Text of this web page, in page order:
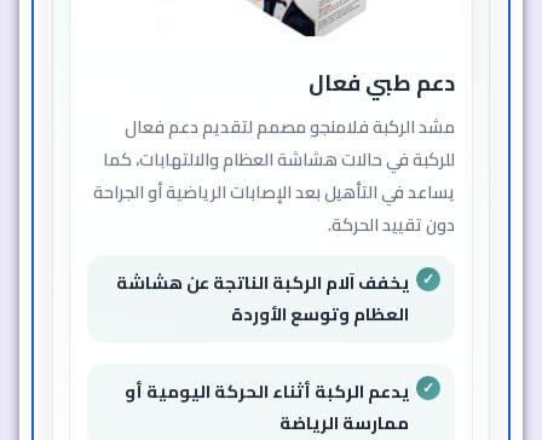
دعم طبي فعال
مشد الركبة فلامنجو مصمم لتقديم دعم فعال
للركبة في حالات هشاشة العظام والالتهابات، كما
يساعد في التأهيل بعد الإصابات الرياضية أو الجراحة
دون تقييد الحركة.
يخفف آلام الركبة الناتجة عن هشاشة
العظام وتوسع الأوردة
يدعم الركبة أثناء الحركة اليومية أو
ممارسة الرياضة